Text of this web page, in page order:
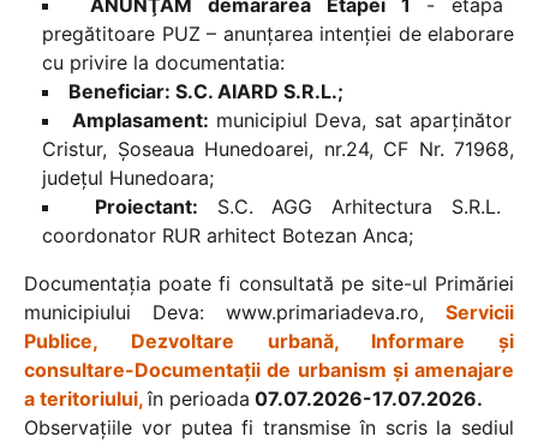
ANUNŢĂM demararea Etapei 1 - etapa
pregătitoare PUZ – anunţarea intenţiei de elaborare
cu privire la documentatia:
Beneficiar: S.C. AIARD S.R.L.;
Amplasament: municipiul Deva, sat aparținător
Cristur, Șoseaua Hunedoarei, nr.24, CF Nr. 71968,
judeţul Hunedoara;
Proiectant: S.C. AGG Arhitectura S.R.L.
coordonator RUR arhitect Botezan Anca;
Documentaţia poate fi consultată pe site-ul Primăriei
municipiului Deva: www.primariadeva.ro, Servicii
Publice, Dezvoltare urbană, Informare şi
consultare-Documentaţii de urbanism şi amenajare
a teritoriului,în perioada 07.07.2026-17.07.2026.
Observaţiile vor putea fi transmise în scris la sediul